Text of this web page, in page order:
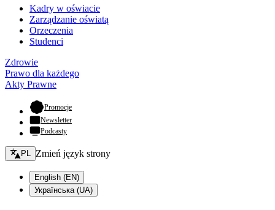
Kadry w oświacie
Zarządzanie oświatą
Orzeczenia
Studenci
Zdrowie
Prawo dla każdego
Akty Prawne
Promocje- otwiera się w nowej karcie
Newsletter
Podcasty
Zmień język - bieżący:
PL Zmień język strony
English (EN)
Українська (UA)